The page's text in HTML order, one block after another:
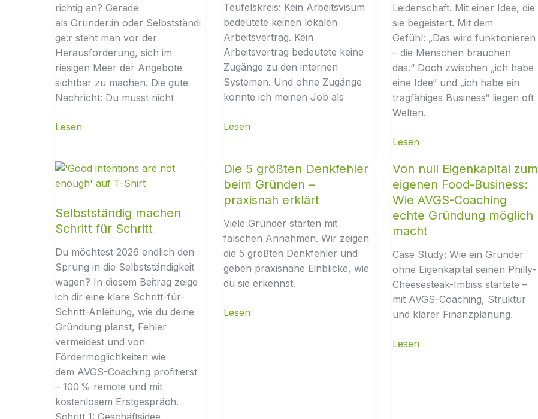
richtig an? Gerade
als Gründer:in oder Selbstständi
ge:r steht man vor der
Herausforderung, sich im
riesigen Meer der Angebote
sichtbar zu machen. Die gute
Nachricht: Du musst nicht
Teufelskreis: Kein Arbeitsvisum
bedeutete keinen lokalen
Arbeitsvertrag. Kein
Arbeitsvertrag bedeutete keine
Zugänge zu den internen
Systemen. Und ohne Zugänge
konnte ich meinen Job als
Leidenschaft. Mit einer Idee, die
sie begeistert. Mit dem
Gefühl: „Das wird funktionieren
– die Menschen brauchen
das.“ Doch zwischen „ich habe
eine Idee“ und „ich habe ein
tragfähiges Business“ liegen oft
Welten.
Selbstständig machen
Schritt für Schritt
Du möchtest 2026 endlich den
Sprung in die Selbstständigkeit
wagen? In diesem Beitrag zeige
ich dir eine klare Schritt-für-
Schritt-Anleitung, wie du deine
Gründung planst, Fehler
vermeidest und von
Fördermöglichkeiten wie
dem AVGS-Coaching profitierst
– 100 % remote und mit
kostenlosem Erstgespräch.
Die 5 größten Denkfehler
beim Gründen –
praxisnah erklärt
Viele Gründer starten mit
falschen Annahmen. Wir zeigen
die 5 größten Denkfehler und
geben praxisnahe Einblicke, wie
du sie erkennst.
Von null Eigenkapital zum
eigenen Food-Business:
Wie AVGS-Coaching
echte Gründung möglich
macht
Case Study: Wie ein Gründer
ohne Eigenkapital seinen Philly-
Cheesesteak-Imbiss startete –
mit AVGS-Coaching, Struktur
und klarer Finanzplanung.